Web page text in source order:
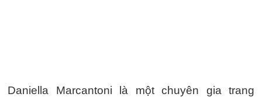
Daniella Marcantoni là một chuyên gia trang